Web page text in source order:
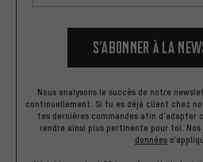
S’abonner à la
Nous analysons le succès de notre
continuellement. Si tu es déjà client chez
tes dernières commandes afin
rendre ainsi plus pertinente pour toi. Nos
données